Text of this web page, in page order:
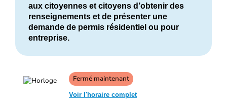
aux citoyennes et citoyens d’obtenir des
renseignements et de présenter une
demande de permis résidentiel ou pour
entreprise.
Fermé maintenant
Voir l'horaire complet